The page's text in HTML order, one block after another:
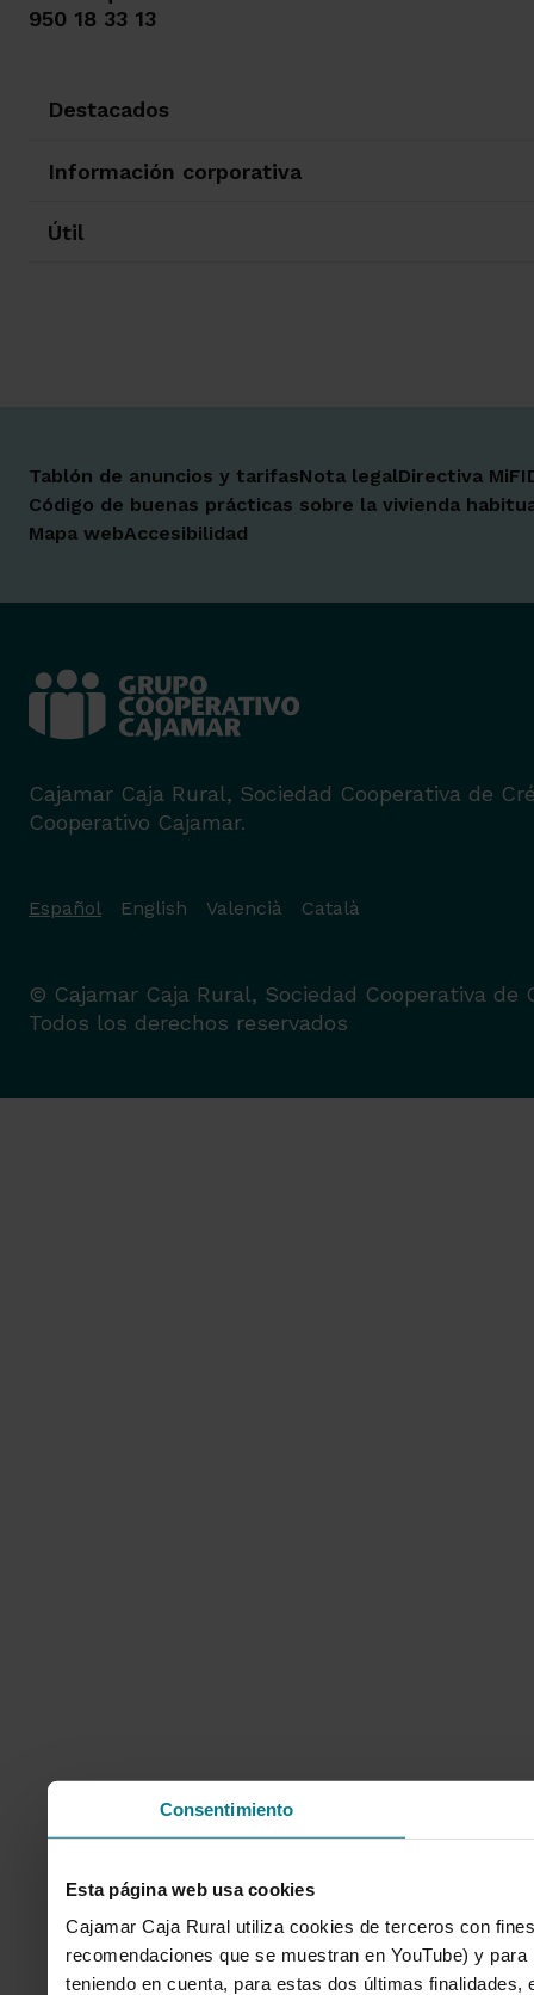
Consentimiento
Esta página web usa cookies
Cajamar Caja Rural utiliza cookies de terceros con
recomendaciones que se muestran en YouTube) y
teniendo en cuenta, para estas dos últimas
950 18 33 13
Destacados
Información corporativa
Útil
Tablón de anuncios y tarifasNota legalDirectiva
Código de buenas prácticas sobre la vivienda
Mapa webAccesibilidad
Cajamar Caja Rural, Sociedad Cooperativa de
Cooperativo Cajamar.
Español English Valencià Català
© Cajamar Caja Rural, Sociedad Cooperativa de
Todos los derechos reservados